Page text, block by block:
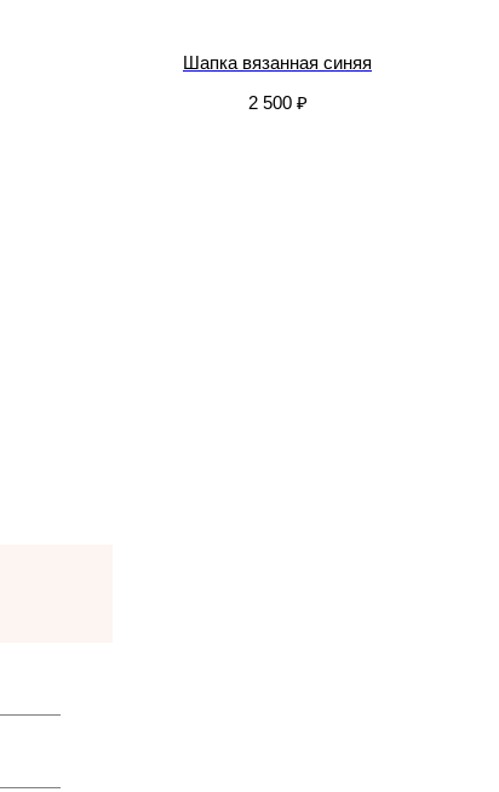
Шапка вязанная синяя
2 500 ₽